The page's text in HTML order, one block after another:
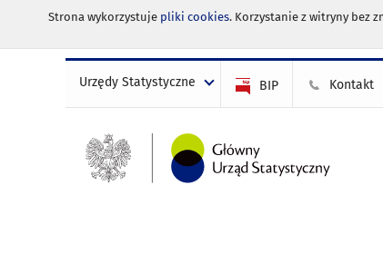
Strona wykorzystuje pliki cookies. Korzystanie z witryny bez
Urzędy Statystyczne BIP Kontakt